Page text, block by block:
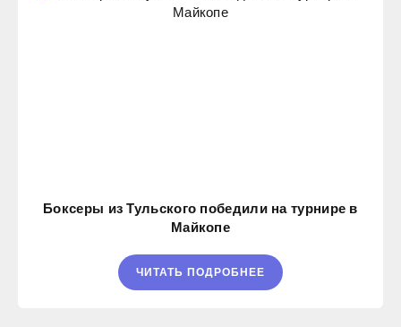
Боксеры из Тульского победили на турнире в
Майкопе
ЧИТАТЬ ПОДРОБНЕЕ